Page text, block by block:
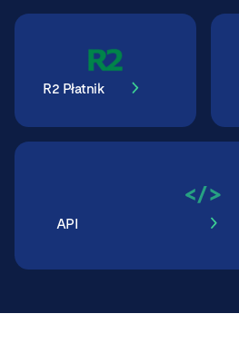
R2 Płatnik
API